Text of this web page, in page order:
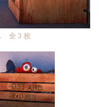
全 3 枚